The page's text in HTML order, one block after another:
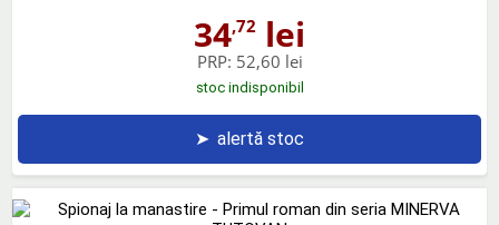
34,72 lei
PRP: 52,60 lei
stoc indisponibil
➤ alertă stoc